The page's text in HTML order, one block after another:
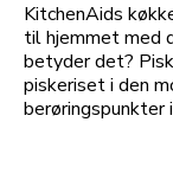
KitchenAids
til hjemmet med
betyder det?
piskeriset i den
berøringspunkter